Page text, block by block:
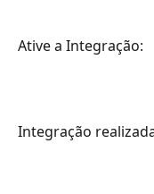
Ative a Integração:
Integração